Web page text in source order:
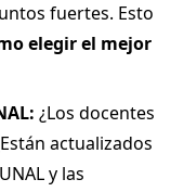
fuertes. Esto
elegir el mejor
¿Los docentes
actualizados
y las